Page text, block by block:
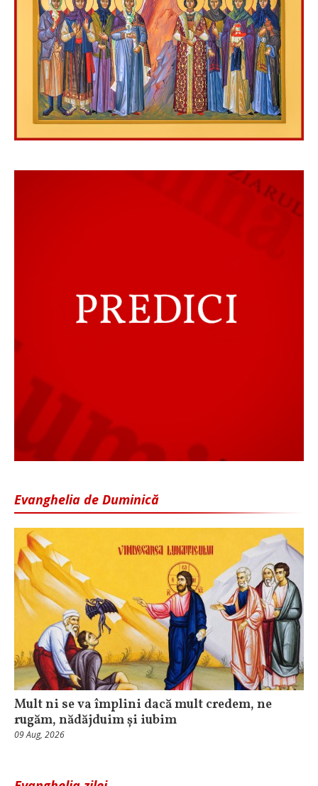
Evanghelia de Duminică
Mult ni se va împlini dacă mult credem, ne
rugăm, nădăjduim și iubim
09 Aug, 2026